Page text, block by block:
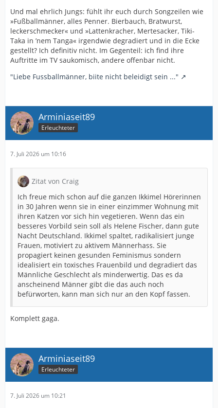
Und mal ehrlich Jungs: fühlt ihr euch durch Songzeilen wie
»Fußballmänner, alles Penner. Bierbauch, Bratwurst,
leckerschmecker« und »Lattenkracher, Mertesacker, Tiki-
Taka in ’nem Tanga« irgendwie degradiert und in die Ecke
gestellt? Ich definitiv nicht. Im Gegenteil: ich find ihre
Auftritte im TV saukomisch, andere offenbar nicht.
"Liebe Fussballmänner, biite nicht beleidigt sein ..."
Arminiaseit89
Erleuchteter
7. Juli 2026 um 10:16
Zitat von Craig
Ich freue mich schon auf die ganzen Ikkimel Hörerinnen
in 30 Jahren wenn sie in einer einzimmer Wohnung mit
ihren Katzen vor sich hin vegetieren. Wenn das ein
besseres Vorbild sein soll als Helene Fischer, dann gute
Nacht Deutschland. Ikkimel spaltet, radikalisiert junge
Frauen, motiviert zu aktivem Männerhass. Sie
propagiert keinen gesunden Feminismus sondern
idealisiert ein toxisches Frauenbild und degradiert das
Männliche Geschlecht als minderwertig. Das es da
anscheinend Männer gibt die das auch noch
befürworten, kann man sich nur an den Kopf fassen.
Komplett gaga.
Arminiaseit89
Erleuchteter
7. Juli 2026 um 10:21